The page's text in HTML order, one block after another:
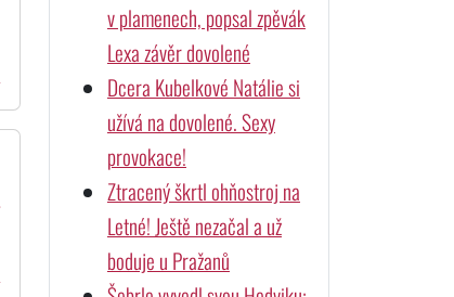
v plamenech, popsal zpěvák
Lexa závěr dovolené
Dcera Kubelkové Natálie si
užívá na dovolené. Sexy
provokace!
Ztracený škrtl ohňostroj na
Letné! Ještě nezačal a už
boduje u Pražanů